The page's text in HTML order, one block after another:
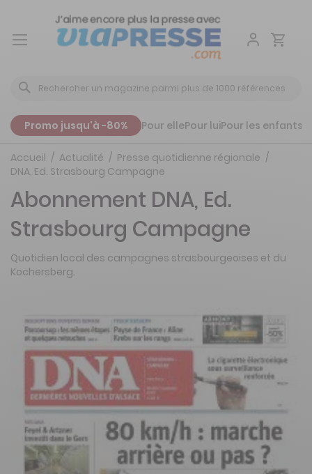
Aller
Promo jusqu'à -80% Pour ellePour luiPour les enfants
Accueil Actualité
Presse quotidienne régionale
DNA, Ed. Strasbourg Campagne
Abonnement DNA, Ed.
Strasbourg Campagne
Quotidien local des campagnes strasbourgeoises et du
Kochersberg.